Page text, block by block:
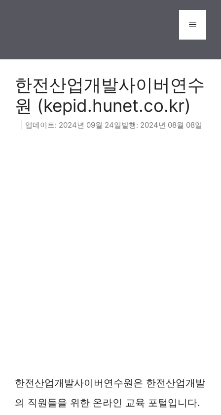
Menu
한전산업개발사이버연수
원 (kepid.hunet.co.kr)
2024년 09월 24일 2024년 08월 08일
한전산업개발사이버연수원은 한전산업개발
의 직원들을 위한 온라인 교육 포털입니다.